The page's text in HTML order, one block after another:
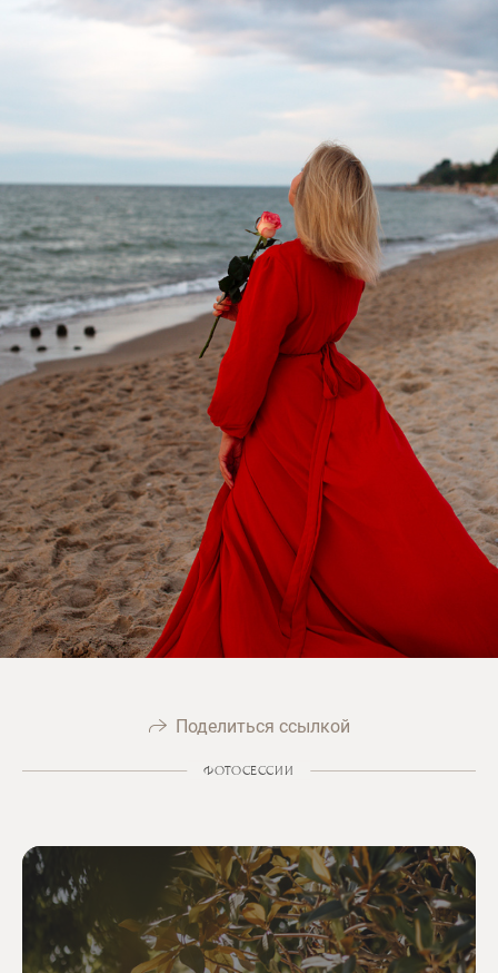
Поделиться ссылкой
ФОТОСЕССИИ